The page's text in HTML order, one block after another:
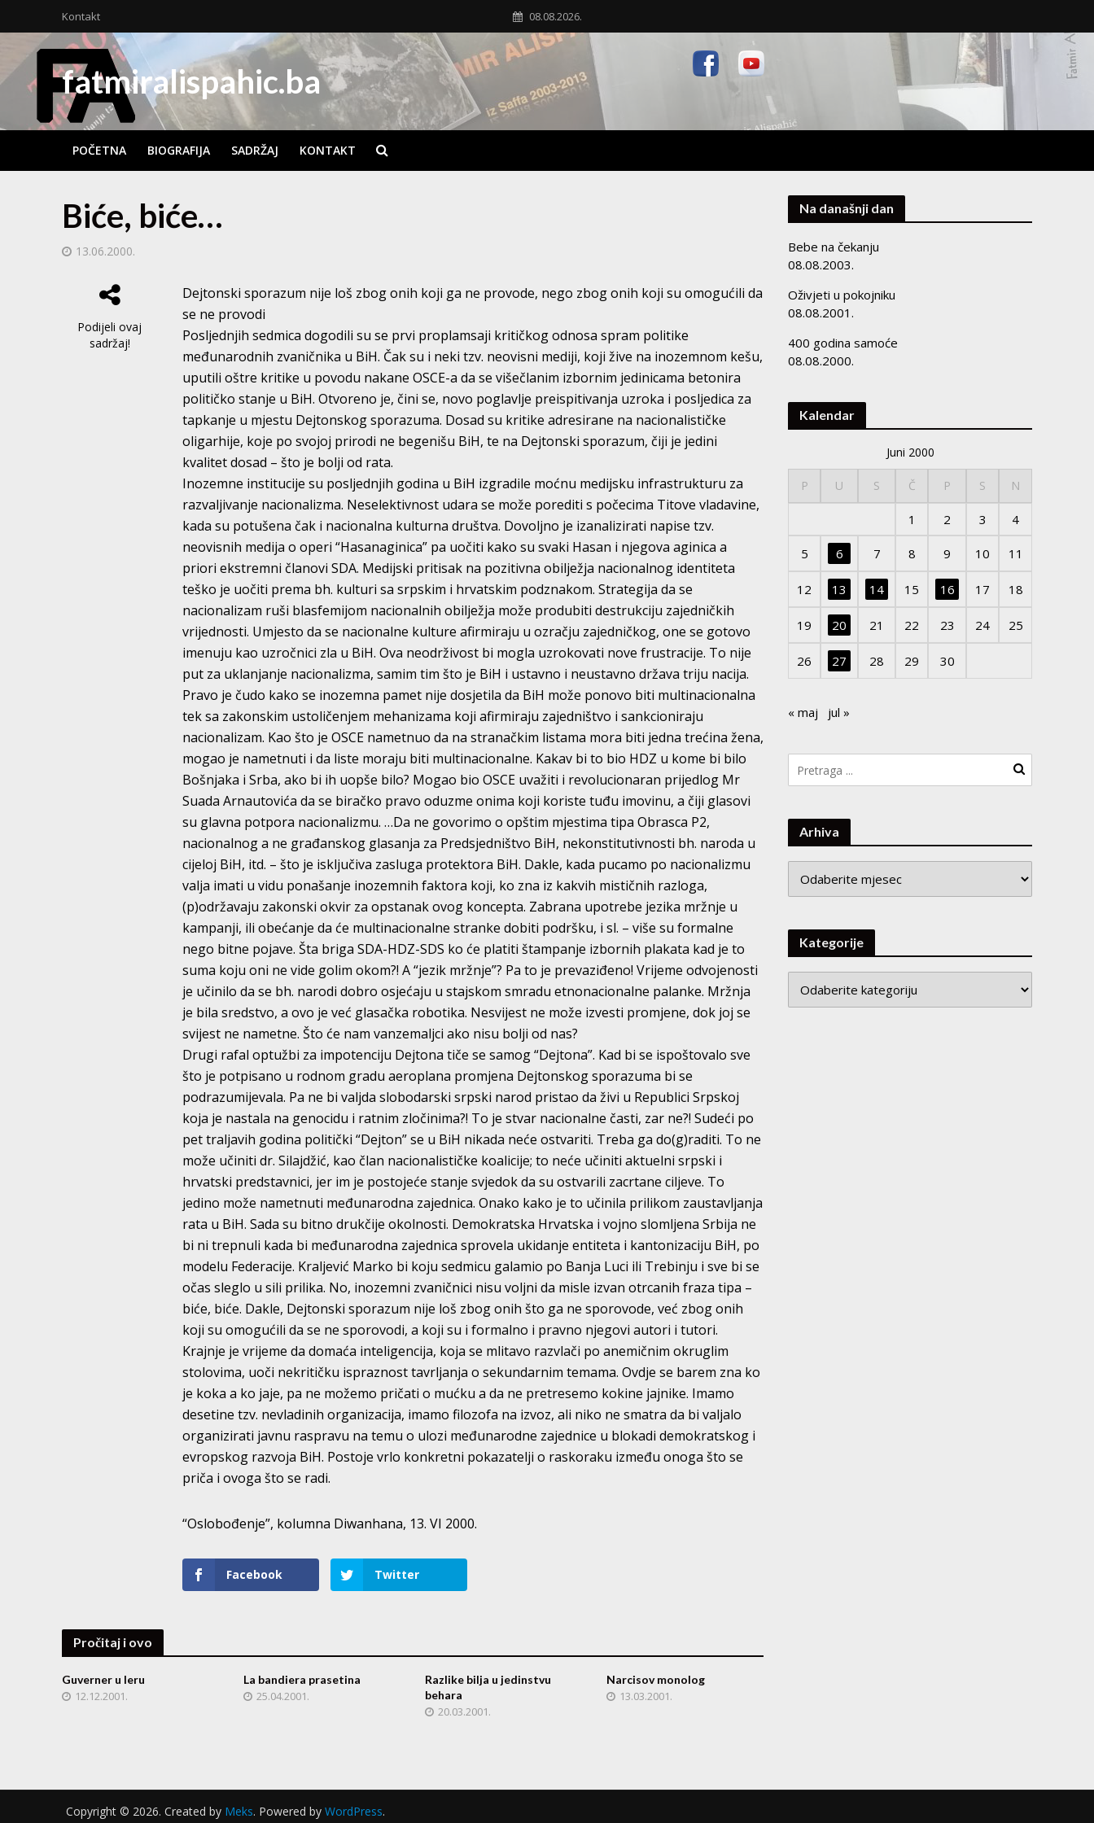
Kontakt 08.08.2026.
fatmiralispahic.ba
POČETNA BIOGRAFIJA SADRŽAJ KONTAKT
Biće, biće…
13.06.2000.
Podijeli ovaj
sadržaj!
Dejtonski sporazum nije loš zbog onih koji ga ne provode, nego zbog onih koji su omogućili da
se ne provodi
Posljednjih sedmica dogodili su se prvi proplamsaji kritičkog odnosa spram politike
međunarodnih zvaničnika u BiH. Čak su i neki tzv. neovisni mediji, koji žive na inozemnom kešu,
uputili oštre kritike u povodu nakane OSCE-a da se višečlanim izbornim jedinicama betonira
političko stanje u BiH. Otvoreno je, čini se, novo poglavlje preispitivanja uzroka i posljedica za
tapkanje u mjestu Dejtonskog sporazuma. Dosad su kritike adresirane na nacionalističke
oligarhije, koje po svojoj prirodi ne begenišu BiH, te na Dejtonski sporazum, čiji je jedini
kvalitet dosad – što je bolji od rata.
Inozemne institucije su posljednjih godina u BiH izgradile moćnu medijsku infrastrukturu za
razvaljivanje nacionalizma. Neselektivnost udara se može porediti s počecima Titove vladavine,
kada su potušena čak i nacionalna kulturna društva. Dovoljno je izanalizirati napise tzv.
neovisnih medija o operi “Hasanaginica” pa uočiti kako su svaki Hasan i njegova aginica a
priori ekstremni članovi SDA. Medijski pritisak na pozitivna obilježja nacionalnog identiteta
teško je uočiti prema bh. kulturi sa srpskim i hrvatskim podznakom. Strategija da se
nacionalizam ruši blasfemijom nacionalnih obilježja može produbiti destrukciju zajedničkih
vrijednosti. Umjesto da se nacionalne kulture afirmiraju u ozračju zajedničkog, one se gotovo
imenuju kao uzročnici zla u BiH. Ova neodrživost bi mogla uzrokovati nove frustracije. To nije
put za uklanjanje nacionalizma, samim tim što je BiH i ustavno i neustavno država triju nacija.
Pravo je čudo kako se inozemna pamet nije dosjetila da BiH može ponovo biti multinacionalna
tek sa zakonskim ustoličenjem mehanizama koji afirmiraju zajedništvo i sankcioniraju
nacionalizam. Kao što je OSCE nametnuo da na stranačkim listama mora biti jedna trećina žena,
mogao je nametnuti i da liste moraju biti multinacionalne. Kakav bi to bio HDZ u kome bi bilo
Bošnjaka i Srba, ako bi ih uopše bilo? Mogao bio OSCE uvažiti i revolucionaran prijedlog Mr
Suada Arnautovića da se biračko pravo oduzme onima koji koriste tuđu imovinu, a čiji glasovi
su glavna potpora nacionalizmu. …Da ne govorimo o opštim mjestima tipa Obrasca P2,
nacionalnog a ne građanskog glasanja za Predsjedništvo BiH, nekonstitutivnosti bh. naroda u
cijeloj BiH, itd. – što je isključiva zasluga protektora BiH. Dakle, kada pucamo po nacionalizmu
valja imati u vidu ponašanje inozemnih faktora koji, ko zna iz kakvih mističnih razloga,
(p)održavaju zakonski okvir za opstanak ovog koncepta. Zabrana upotrebe jezika mržnje u
kampanji, ili obećanje da će multinacionalne stranke dobiti podršku, i sl. – više su formalne
nego bitne pojave. Šta briga SDA-HDZ-SDS ko će platiti štampanje izbornih plakata kad je to
suma koju oni ne vide golim okom?! A “jezik mržnje”? Pa to je prevaziđeno! Vrijeme odvojenosti
je učinilo da se bh. narodi dobro osjećaju u stajskom smradu etnonacionalne palanke. Mržnja
je bila sredstvo, a ovo je već glasačka robotika. Nesvijest ne može izvesti promjene, dok joj se
svijest ne nametne. Što će nam vanzemaljci ako nisu bolji od nas?
Drugi rafal optužbi za impotenciju Dejtona tiče se samog “Dejtona”. Kad bi se ispoštovalo sve
što je potpisano u rodnom gradu aeroplana promjena Dejtonskog sporazuma bi se
podrazumijevala. Pa ne bi valjda slobodarski srpski narod pristao da živi u Republici Srpskoj
koja je nastala na genocidu i ratnim zločinima?! To je stvar nacionalne časti, zar ne?! Sudeći po
pet traljavih godina politički “Dejton” se u BiH nikada neće ostvariti. Treba ga do(g)raditi. To ne
može učiniti dr. Silajdžić, kao član nacionalističke koalicije; to neće učiniti aktuelni srpski i
hrvatski predstavnici, jer im je postojeće stanje svjedok da su ostvarili zacrtane ciljeve. To
jedino može nametnuti međunarodna zajednica. Onako kako je to učinila prilikom zaustavljanja
rata u BiH. Sada su bitno drukčije okolnosti. Demokratska Hrvatska i vojno slomljena Srbija ne
bi ni trepnuli kada bi međunarodna zajednica sprovela ukidanje entiteta i kantonizaciju BiH, po
modelu Federacije. Kraljević Marko bi koju sedmicu galamio po Banja Luci ili Trebinju i sve bi se
očas sleglo u sili prilika. No, inozemni zvaničnici nisu voljni da misle izvan otrcanih fraza tipa –
biće, biće. Dakle, Dejtonski sporazum nije loš zbog onih što ga ne sporovode, već zbog onih
koji su omogućili da se ne sporovodi, a koji su i formalno i pravno njegovi autori i tutori.
Krajnje je vrijeme da domaća inteligencija, koja se mlitavo razvlači po anemičnim okruglim
stolovima, uoči nekritičku ispraznost tavrljanja o sekundarnim temama. Ovdje se barem zna ko
je koka a ko jaje, pa ne možemo pričati o mućku a da ne pretresemo kokine jajnike. Imamo
desetine tzv. nevladinih organizacija, imamo filozofa na izvoz, ali niko ne smatra da bi valjalo
organizirati javnu raspravu na temu o ulozi međunarodne zajednice u blokadi demokratskog i
evropskog razvoja BiH. Postoje vrlo konkretni pokazatelji o raskoraku između onoga što se
priča i ovoga što se radi.
“Oslobođenje”, kolumna Diwanhana, 13. VI 2000.
Facebook Twitter
Pročitaj i ovo
Guverner u leru
12.12.2001.
La bandiera prasetina
25.04.2001.
Razlike bilja u jedinstvu
behara
20.03.2001.
Narcisov monolog
13.03.2001.
Na današnji dan
Bebe na čekanju
08.08.2003.
Oživjeti u pokojniku
08.08.2001.
400 godina samoće
08.08.2000.
Kalendar
Juni 2000
P U S Č P S N
1 2 3 4
5 6 7 8 9 10 11
12 13 14 15 16 17 18
19 20 21 22 23 24 25
26 27 28 29 30
« maj jul »
Arhiva
Kategorije
Copyright © 2026. Created by Meks. Powered by WordPress.